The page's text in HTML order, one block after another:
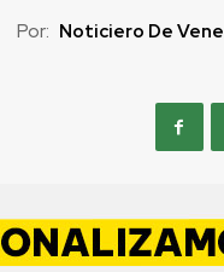
Por: Noticiero De